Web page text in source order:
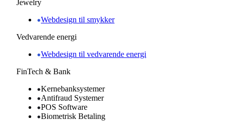
Jewelry
Webdesign til smykker
Vedvarende energi
Webdesign til vedvarende energi
FinTech & Bank
Kernebanksystemer
Antifraud Systemer
POS Software
Biometrisk Betaling